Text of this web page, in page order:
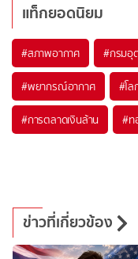
แท็กยอดนิยม
#สภาพอากาศ #กรมอุ
#พยากรณ์อากาศ #โ
#การตลาดเงินล้าน #
ข่าวที่เกี่ยวข้อง